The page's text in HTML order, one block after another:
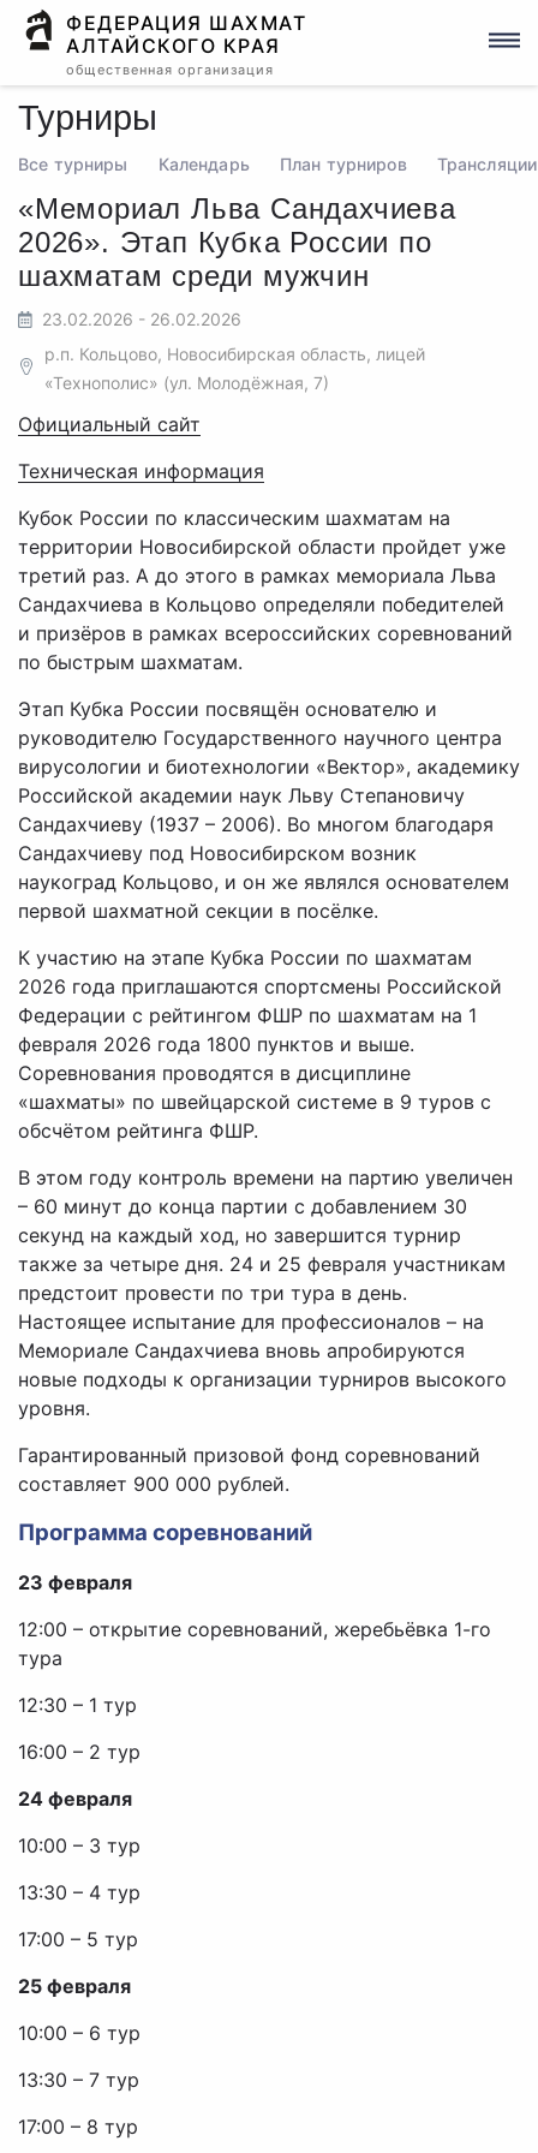
ФЕДЕРАЦИЯ ШАХМАТ
АЛТАЙСКОГО КРАЯ
общественная организация
Турниры
Все турниры Календарь План турниров Трансляции
«Мемориал Льва Сандахчиева
2026». Этап Кубка России по
шахматам среди мужчин
23.02.2026 - 26.02.2026
р.п. Кольцово, Новосибирская область, лицей
«Технополис» (ул. Молодёжная, 7)
Официальный сайт
Техническая информация
Кубок России по классическим шахматам на
территории Новосибирской области пройдет уже
третий раз. А до этого в рамках мемориала Льва
Сандахчиева в Кольцово определяли победителей
и призёров в рамках всероссийских соревнований
по быстрым шахматам.
Этап Кубка России посвящён основателю и
руководителю Государственного научного центра
вирусологии и биотехнологии «Вектор», академику
Российской академии наук Льву Степановичу
Сандахчиеву (1937 – 2006). Во многом благодаря
Сандахчиеву под Новосибирском возник
наукоград Кольцово, и он же являлся основателем
первой шахматной секции в посёлке.
К участию на этапе Кубка России по шахматам
2026 года приглашаются спортсмены Российской
Федерации с рейтингом ФШР по шахматам на 1
февраля 2026 года 1800 пунктов и выше.
Соревнования проводятся в дисциплине
«шахматы» по швейцарской системе в 9 туров с
обсчётом рейтинга ФШР.
В этом году контроль времени на партию увеличен
– 60 минут до конца партии с добавлением 30
секунд на каждый ход, но завершится турнир
также за четыре дня. 24 и 25 февраля участникам
предстоит провести по три тура в день.
Настоящее испытание для профессионалов – на
Мемориале Сандахчиева вновь апробируются
новые подходы к организации турниров высокого
уровня.
Гарантированный призовой фонд соревнований
составляет 900 000 рублей.
Программа соревнований
23 февраля
12:00 – открытие соревнований, жеребьёвка 1-го
тура
12:30 – 1 тур
16:00 – 2 тур
24 февраля
10:00 – 3 тур
13:30 – 4 тур
17:00 – 5 тур
25 февраля
10:00 – 6 тур
13:30 – 7 тур
17:00 – 8 тур